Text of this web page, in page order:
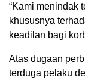
“Kami menindak
khususnya
keadilan bagi
Atas dugaan
terduga pelaku